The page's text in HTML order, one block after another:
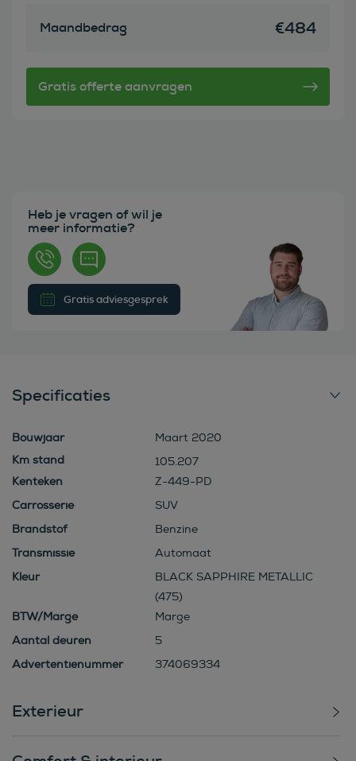
Maandbedrag €484
Heb je vragen of wil je
meer informatie?
Gratis adviesgesprek
Specificaties
Bouwjaar
Maart 2020
105.207
Kenteken
Z-449-PD
Carrosserie
SUV
Brandstof
Benzine
Transmissie
Automaat
Kleur
BLACK SAPPHIRE METALLIC
(475)
BTW/Marge
Marge
Aantal deuren
5
Advertentienummer
374069334
Exterieur